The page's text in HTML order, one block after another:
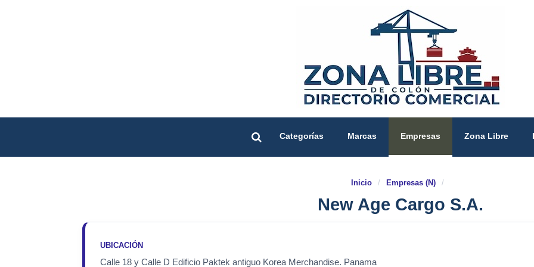
Categorías Marcas Empresas Zona Libre
Inicio / Empresas (N) /
New Age Cargo S.A.
UBICACIÓN
Calle 18 y Calle D Edificio Paktek antiguo Korea Merchandise. Panama